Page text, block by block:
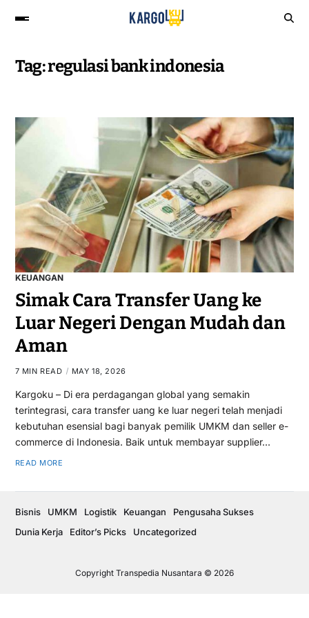
Tag:regulasi bank indonesia
KEUANGAN
Simak Cara Transfer Uang ke
Luar Negeri Dengan Mudah dan
Aman
7 MIN READ MAY 18, 2026
Kargoku – Di era perdagangan global yang semakin
terintegrasi, cara transfer uang ke luar negeri telah menjadi
kebutuhan esensial bagi banyak pemilik UMKM dan seller e-
commerce di Indonesia. Baik untuk membayar supplier…
READ MORE
Copyright Transpedia Nusantara © 2026
Bisnis UMKM Logistik Keuangan
Pengusaha Sukses
Dunia Kerja
Editor’s Picks Uncategorized